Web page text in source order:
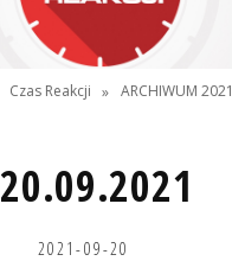
Czas Reakcji » ARCHIWUM 2021
20.09.2021
2021-09-20